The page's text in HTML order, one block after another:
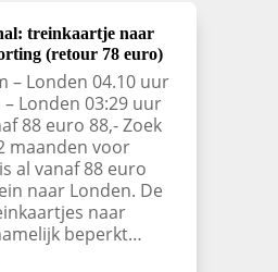
treinkaartje naar
(retour 78 euro)
– Londen 04.10 uur
Londen 03:29 uur
88 euro 88,- Zoek
maanden voor
al vanaf 88 euro
naar Londen. De
naar
beperkt…